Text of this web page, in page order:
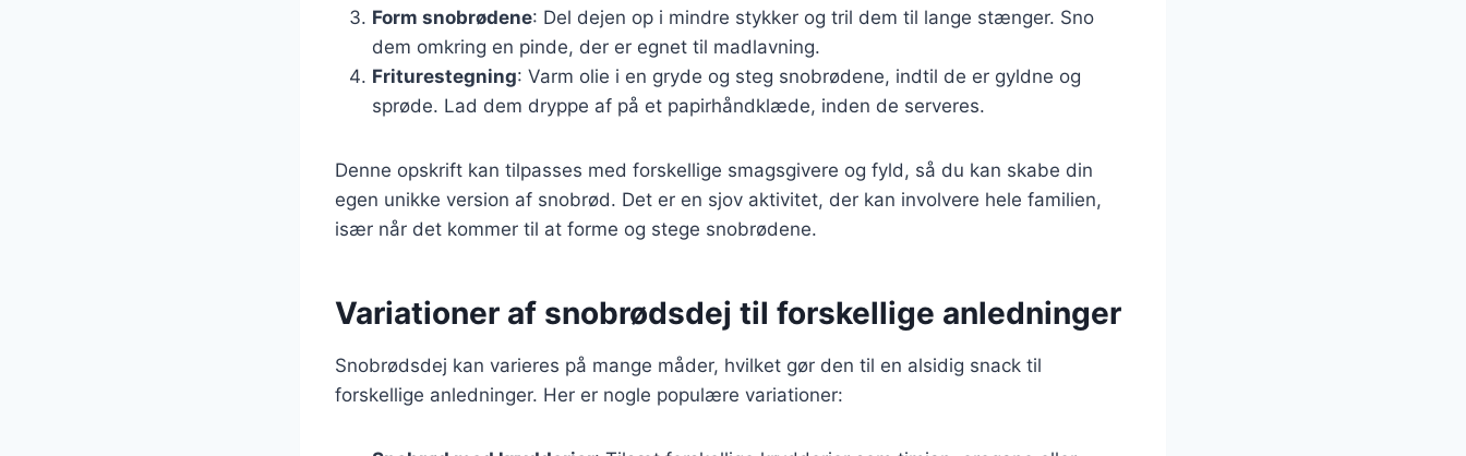
Form snobrødene: Del dejen op i mindre stykker og tril dem til lange stænger. Sno
dem omkring en pinde, der er egnet til madlavning.
Friturestegning: Varm olie i en gryde og steg snobrødene, indtil de er gyldne og
sprøde. Lad dem dryppe af på et papirhåndklæde, inden de serveres.
Denne opskrift kan tilpasses med forskellige smagsgivere og fyld, så du kan skabe din
egen unikke version af snobrød. Det er en sjov aktivitet, der kan involvere hele familien,
især når det kommer til at forme og stege snobrødene.
Variationer af snobrødsdej til forskellige anledninger
Snobrødsdej kan varieres på mange måder, hvilket gør den til en alsidig snack til
forskellige anledninger. Her er nogle populære variationer: